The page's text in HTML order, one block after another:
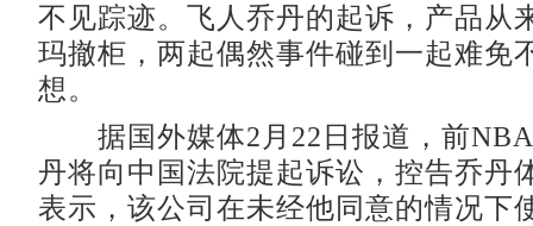
不见踪迹。飞人乔丹的起诉，产品从
玛撤柜，两起偶然事件碰到一起难免
想。
据国外媒体2月22日报道，前NBA
丹将向中国法院提起诉讼，控告乔丹
表示，该公司在未经他同意的情况下